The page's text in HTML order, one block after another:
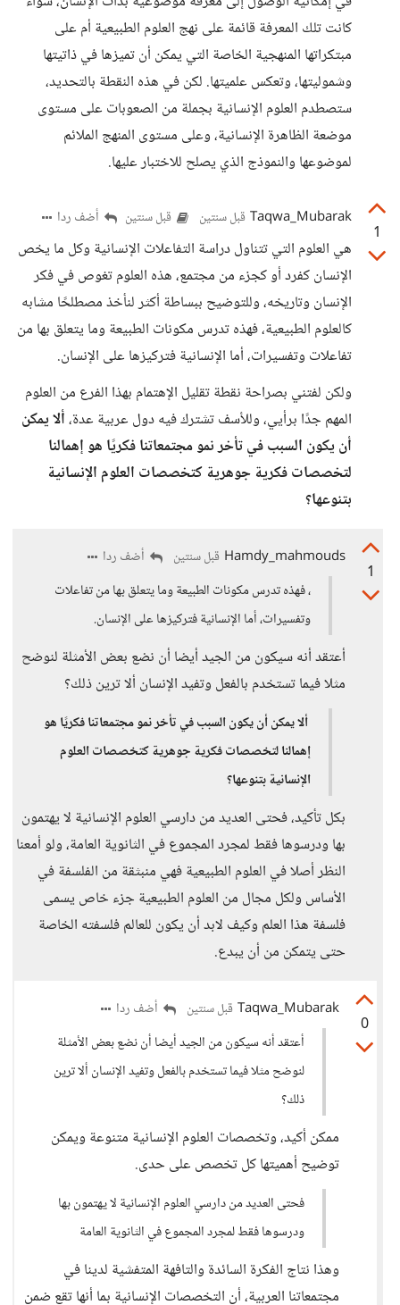
كانت تلك المعرفة قائمة على نهج العلوم الطبيعية أم على
مبتكراتها المنهجية الخاصة التي يمكن أن تميزها في ذاتيتها
وشموليتها، وتعكس علميتها. لكن في هذه النقطة بالتحديد،
ستصطدم العلوم الإنسانية بجملة من الصعوبات على مستوى
موضعة الظاهرة الإنسانية، وعلى مستوى المنهج الملائم
لموضوعها والنموذج الذي يصلح للاختبار عليها.
1
Taqwa_Mubarak قبل سنتين قبل سنتين أضف ردا
هي العلوم التي تتناول دراسة التفاعلات الإنسانية وكل ما يخص
الإنسان كفرد أو كجزء من مجتمع، هذه العلوم تغوص في فكر
الإنسان وتاريخه، وللتوضيح ببساطة أكثر لنأخذ مصطلحًا مشابه
كالعلوم الطبيعية، فهذه تدرس مكونات الطبيعة وما يتعلق بها من
تفاعلات وتفسيرات، أما الإنسانية فتركيزها على الإنسان.
ولكن لفتني بصراحة نقطة تقليل الإهتمام بهذا الفرع من العلوم
المهم جدًا برأيي، وللأسف تشترك فيه دول عربية عدة،ألا يمكن
أن يكون السبب في تأخر نمو مجتمعاتنا فكريًا هو إهمالنا
لتخصصات فكرية جوهرية كتخصصات العلوم الإنسانية
بتنوعها؟
1
Hamdy_mahmouds قبل سنتين
أضف ردا
، فهذه تدرس مكونات الطبيعة وما يتعلق بها من تفاعلات
وتفسيرات، أما الإنسانية فتركيزها على الإنسان.
أعتقد أنه سيكون من الجيد أيضا أن نضع بعض الأمثلة لنوضح
مثلا فيما تستخدم بالفعل وتفيد الإنسان ألا ترين ذلك؟
ألا يمكن أن يكون السبب في تأخر نمو مجتمعاتنا فكريًا هو
إهمالنا لتخصصات فكرية جوهرية كتخصصات العلوم
الإنسانية بتنوعها؟
بكل تأكيد، فحتى العديد من دارسي العلوم الإنسانية لا يهتمون
بها ودرسوها فقط لمجرد المجموع في الثانوية العامة، ولو أمعنا
النظر أصلا في العلوم الطبيعية فهي منبثقة من الفلسفة في
الأساس ولكل مجال من العلوم الطبيعية جزء خاص يسمى
فلسفة هذا العلم وكيف لابد أن يكون للعالم فلسفته الخاصة
حتى يتمكن من أن يبدع.
0
Taqwa_Mubarak قبل سنتين
أضف ردا
أعتقد أنه سيكون من الجيد أيضا أن نضع بعض الأمثلة
لنوضح مثلا فيما تستخدم بالفعل وتفيد الإنسان ألا ترين
ذلك؟
ممكن أكيد، وتخصصات العلوم الإنسانية متنوعة ويمكن
توضيح أهميتها كل تخصص على حدى.
فحتى العديد من دارسي العلوم الإنسانية لا يهتمون بها
ودرسوها فقط لمجرد المجموع في الثانوية العامة
وهذا نتاج الفكرة السائدة والتافهة المتفشية لدينا في
مجتمعاتنا العربية، أن التخصصات الإنسانية بما أنها تقع ضمن